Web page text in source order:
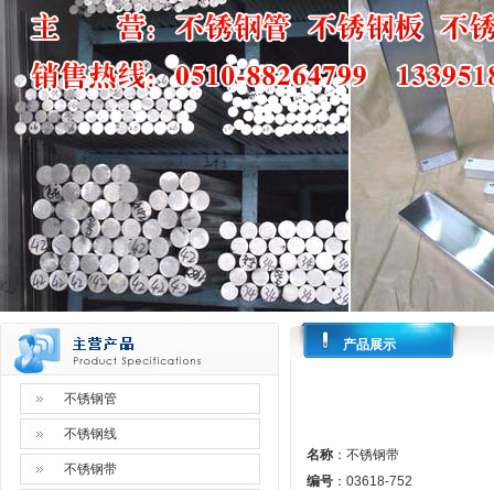
不锈钢管
不锈钢线
不锈钢带
产品展示
名称 ：不锈钢带
编号 ：03618-752